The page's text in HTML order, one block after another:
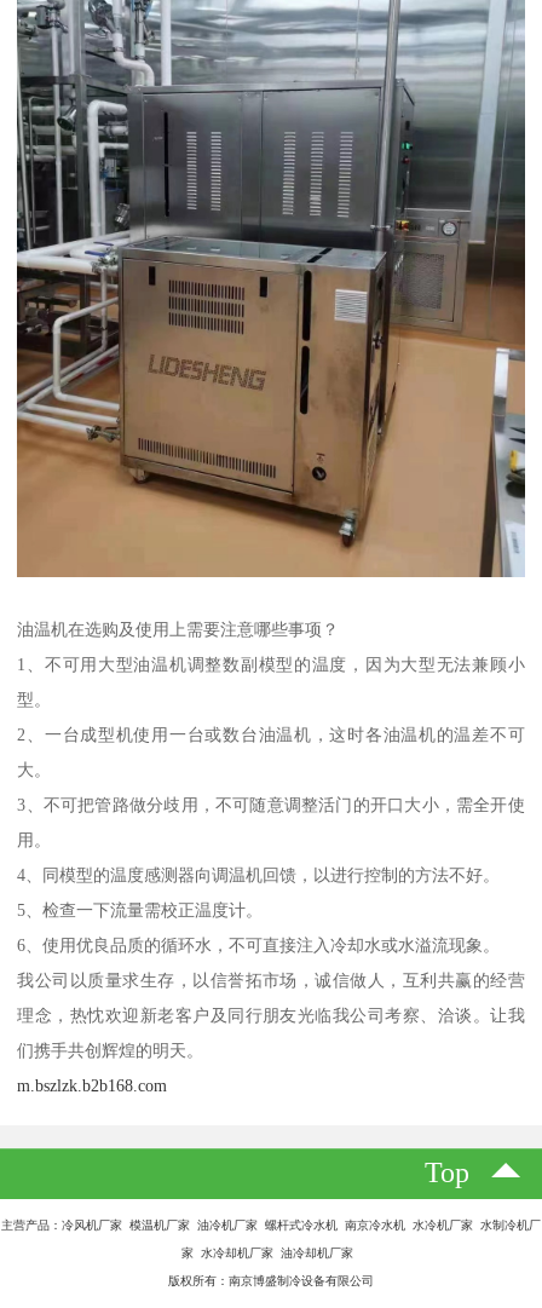
油温机在选购及使用上需要注意哪些事项？
1、不可用大型油温机调整数副模型的温度，因为大型无法兼顾小
型。
2、一台成型机使用一台或数台油温机，这时各油温机的温差不可
大。
3、不可把管路做分歧用，不可随意调整活门的开口大小，需全开使
用。
4、同模型的温度感测器向调温机回馈，以进行控制的方法不好。
5、检查一下流量需校正温度计。
6、使用优良品质的循环水，不可直接注入冷却水或水溢流现象。
我公司以质量求生存，以信誉拓市场，诚信做人，互利共赢的经营
理念，热忱欢迎新老客户及同行朋友光临我公司考察、洽谈。让我
们携手共创辉煌的明天。
m.bszlzk.b2b168.com
Top
主营产品：冷风机厂家 模温机厂家 油冷机厂家 螺杆式冷水机 南京冷水机 水冷机厂家 水制冷机厂
家 水冷却机厂家 油冷却机厂家
版权所有：南京博盛制冷设备有限公司